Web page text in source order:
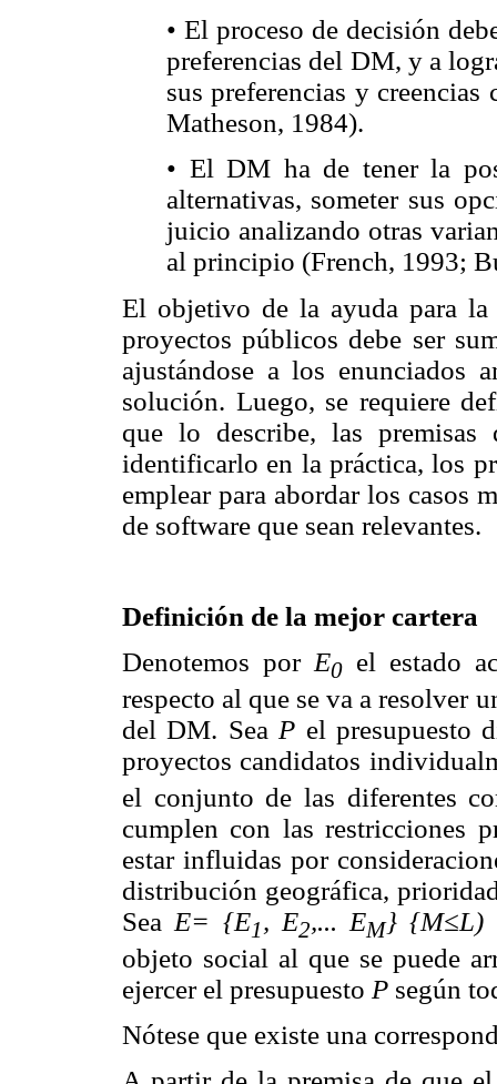
• El proceso de decisión
preferencias del DM, y a
sus preferencias y
Matheson, 1984).
• El DM ha de tener la
alternativas, someter sus
juicio analizando otras
al principio (French, 1993;
El objetivo de la ayuda para la
proyectos públicos debe ser
ajustándose a los enunciados
solución. Luego, se requiere
que lo describe, las
identificarlo en la práctica, los
emplear para abordar los casos
de software que sean relevantes.
Definición de la mejor cartera
Denotemos por E0 el estado
respecto al que se va a resolver
del DM. Sea P el presupuesto
proyectos candidatos
el conjunto de las diferentes
cumplen con las restricciones
estar influidas por
distribución geográfica,
Sea E= {E1, E2,... EM} {M≤L)
objeto social al que se puede
ejercer el presupuesto P según
Nótese que existe una